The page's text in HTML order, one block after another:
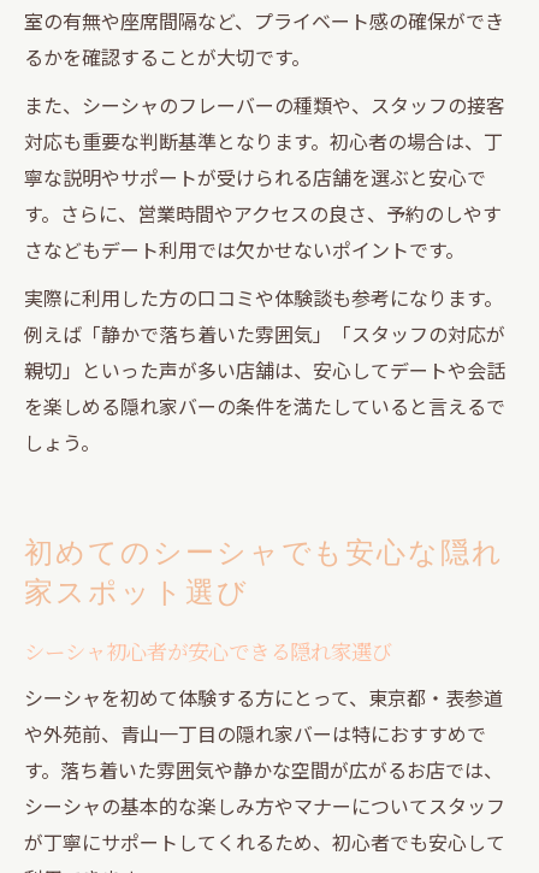
室の有無や座席間隔など、プライベート感の確保ができ
るかを確認することが大切です。
また、シーシャのフレーバーの種類や、スタッフの接客
対応も重要な判断基準となります。初心者の場合は、丁
寧な説明やサポートが受けられる店舗を選ぶと安心で
す。さらに、営業時間やアクセスの良さ、予約のしやす
さなどもデート利用では欠かせないポイントです。
実際に利用した方の口コミや体験談も参考になります。
例えば「静かで落ち着いた雰囲気」「スタッフの対応が
親切」といった声が多い店舗は、安心してデートや会話
を楽しめる隠れ家バーの条件を満たしていると言えるで
しょう。
初めてのシーシャでも安心な隠れ
家スポット選び
シーシャ初心者が安心できる隠れ家選び
シーシャを初めて体験する方にとって、東京都・表参道
や外苑前、青山一丁目の隠れ家バーは特におすすめで
す。落ち着いた雰囲気や静かな空間が広がるお店では、
シーシャの基本的な楽しみ方やマナーについてスタッフ
が丁寧にサポートしてくれるため、初心者でも安心して